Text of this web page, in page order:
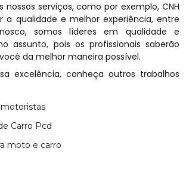
nossos serviços, como por exemplo, CNH
a qualidade e melhor experiência, entre
somos líderes em qualidade e
assunto, pois os profissionais saberão
da melhor maneira possível.
excelência, conheça outros trabalhos
motoristas
Carro Pcd
moto e carro